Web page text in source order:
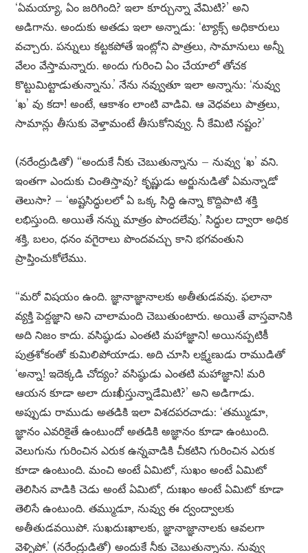
‘ఏమయ్యా, ఏం జరిగింది? ఇలా కూర్చున్నా వేమిటి?’ అని
అడిగాను. అందుకు అతడు ఇలా అన్నాడు: ‘ట్యాక్స్ అధికారులు
వచ్చారు. పన్నులు కట్టకపోతే ఇంట్లోని పాత్రలు, సామానులు అన్నీ
వేలం వేస్తామన్నారు. అందు గురించి ఏం చేయాలో తోచక
కొట్టుమిట్టాడుతున్నాను.’ నేను నవ్వుతూ ఇలా అన్నాను: ‘నువ్వు
‘ఖ’ వు కదా! అంటే, ఆకాశం లాంటి వాడివి. ఆ వెధవలు పాత్రలు,
సామాన్లు తీసుకు వెళ్తామంటే తీసుకోనివ్వు. నీ కేమిటి నష్టం?’
(నరేంద్రుడితో) “అందుకే నీకు చెబుతున్నాను – నువ్వు ‘ఖ’ వని.
ఇంతగా ఎందుకు చింతిస్తావు? కృష్ణుడు అర్జునుడితో ఏమన్నాడో
తెలుసా? – ‘అష్టసిద్ధులలో ఏ ఒక్క సిద్ధి ఉన్నా కొద్దిపాటి శక్తి
లభిస్తుంది. అయితే నన్ను మాత్రం పొందలేవు.’ సిద్ధుల ద్వారా అధిక
శక్తి, బలం, ధనం వగైరాలు పొందవచ్చు కాని భగవంతుని
ప్రాప్తించుకోలేము.
“మరో విషయం ఉంది. జ్ఞానాజ్ఞానాలకు అతీతుడవవు. ఫలానా
వ్యక్తి పెద్దజ్ఞాని అని చాలామంది చెబుతుంటారు. అయితే వాస్తవానికి
అది నిజం కాదు. వసిష్ఠుడు ఎంతటి మహాజ్ఞాని! అయినప్పటికీ
పుత్రశోకంతో కుమిలిపోయాడు. అది చూసి లక్ష్మణుడు రాముడితో
‘అన్నా! ఇదెక్కడి చోద్యం? వసిష్ఠుడు ఎంతటి మహాజ్ఞాని! మరి
ఆయన కూడా అలా దుఃఖీస్తున్నాడేమిటి?’ అని అడిగాడు.
అప్పుడు రాముడు అతడికి ఇలా విశదపరచాడు: ‘తమ్ముడూ,
జ్ఞానం ఎవరికైతే ఉంటుందో అతడికి అజ్ఞానం కూడా ఉంటుంది.
వెలుగును గురించిన ఎరుక ఉన్నవాడికి చీకటిని గురించిన ఎరుక
కూడా ఉంటుంది. మంచి అంటే ఏమిటో, సుఖం అంటే ఏమిటో
తెలిసిన వాడికి చెడు అంటే ఏమిటో, దుఃఖం అంటే ఏమిటో కూడా
తెలిసే ఉంటుంది. తమ్ముడూ, నువ్వు ఈ ద్వంద్వాలకు
అతీతుడవయిపో. సుఖదుఃఖాలకు, జ్ఞానాజ్ఞానాలకు ఆవలగా
వెళ్ళిపో.’ (నరేంద్రుడితో) అందుకే నీకు చెబుతున్నాను. నువ్వు